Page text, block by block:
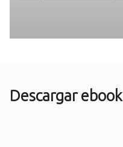
Descargar ebook